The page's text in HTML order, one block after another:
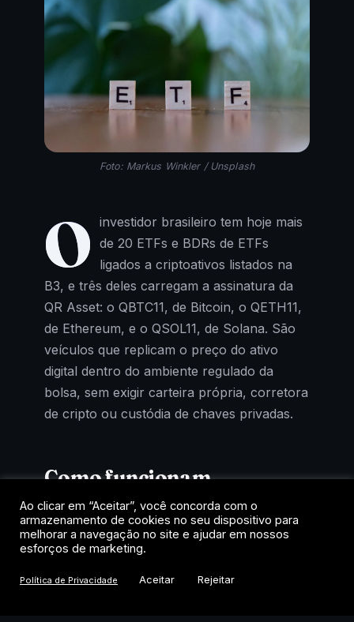
Foto: Markus Winkler / Unsplash
O investidor brasileiro tem hoje mais
de 20 ETFs e BDRs de ETFs
ligados a criptoativos listados na
B3, e três deles carregam a assinatura da
QR Asset: o QBTC11, de Bitcoin, o QETH11,
de Ethereum, e o QSOL11, de Solana. São
veículos que replicam o preço do ativo
digital dentro do ambiente regulado da
bolsa, sem exigir carteira própria, corretora
de cripto ou custódia de chaves privadas.
Como funcionam
Cada cota representa uma fração de um
fundo que mantém exposição ao criptoativo
de referência. A negociação acontece no
home broker, como uma ação, com
Ao clicar em “Aceitar”, você concorda com o
armazenamento de cookies no seu dispositivo para
melhorar a navegação no site e ajudar em nossos
esforços de marketing.
Política de Privacidade Aceitar Rejeitar